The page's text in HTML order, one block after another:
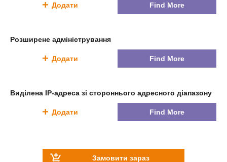
Додати Find More
Розширене адміністрування
Додати Find More
Виділена IP-адреса зі стороннього адресного діапазону
Додати Find More
Замовити зараз